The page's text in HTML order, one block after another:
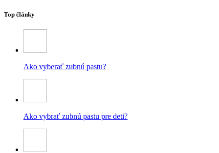
Top články
Ako vyberať zubnú pastu?
Ako vybrať zubnú pastu pre deti?